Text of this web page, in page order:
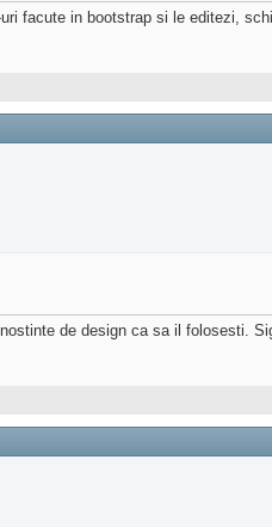
facute in bootstrap si le editezi,
de design ca sa il folosesti.